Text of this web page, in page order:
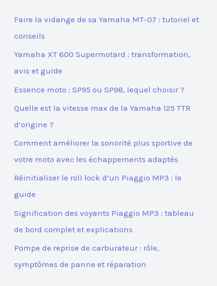
Faire la vidange de sa Yamaha MT-07 : tutoriel et
conseils
Yamaha XT 600 Supermotard : transformation,
avis et guide
Essence moto : SP95 ou SP98, lequel choisir ?
Quelle est la vitesse max de la Yamaha 125 TTR
d’origine ?
Comment améliorer la sonorité plus sportive de
votre moto avec les échappements adaptés
Réinitialiser le roll lock d’un Piaggio MP3 : le
guide
Signification des voyants Piaggio MP3 : tableau
de bord complet et explications
Pompe de reprise de carburateur : rôle,
symptômes de panne et réparation